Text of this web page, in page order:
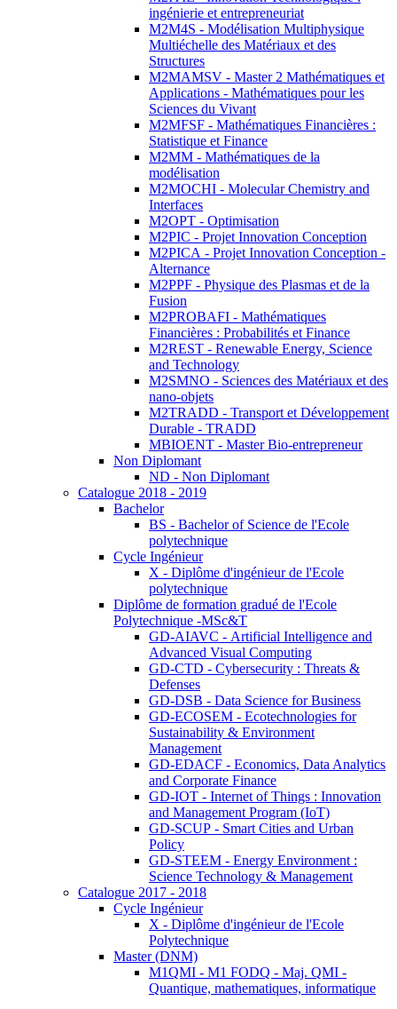
ingénierie et entrepreneuriat
M2M4S - Modélisation Multiphysique
Multiéchelle des Matériaux et des
Structures
M2MAMSV - Master 2 Mathématiques et
Applications - Mathématiques pour les
Sciences du Vivant
M2MFSF - Mathématiques Financières :
Statistique et Finance
M2MM - Mathématiques de la
modélisation
M2MOCHI - Molecular Chemistry and
Interfaces
M2OPT - Optimisation
M2PIC - Projet Innovation Conception
M2PICA - Projet Innovation Conception -
Alternance
M2PPF - Physique des Plasmas et de la
Fusion
M2PROBAFI - Mathématiques
Financières : Probabilités et Finance
M2REST - Renewable Energy, Science
and Technology
M2SMNO - Sciences des Matériaux et des
nano-objets
M2TRADD - Transport et Développement
Durable - TRADD
MBIOENT - Master Bio-entrepreneur
Non Diplomant
ND - Non Diplomant
Catalogue 2018 - 2019
Bachelor
BS - Bachelor of Science de l'Ecole
polytechnique
Cycle Ingénieur
X - Diplôme d'ingénieur de l'Ecole
polytechnique
Diplôme de formation gradué de l'Ecole
Polytechnique -MSc&T
GD-AIAVC - Artificial Intelligence and
Advanced Visual Computing
GD-CTD - Cybersecurity : Threats &
Defenses
GD-DSB - Data Science for Business
GD-ECOSEM - Ecotechnologies for
Sustainability & Environment
Management
GD-EDACF - Economics, Data Analytics
and Corporate Finance
GD-IOT - Internet of Things : Innovation
and Management Program (IoT)
GD-SCUP - Smart Cities and Urban
Policy
GD-STEEM - Energy Environment :
Science Technology & Management
Catalogue 2017 - 2018
Cycle Ingénieur
X - Diplôme d'ingénieur de l'Ecole
Polytechnique
Master (DNM)
M1QMI - M1 FODQ - Maj. QMI -
Quantique, mathematiques, informatique